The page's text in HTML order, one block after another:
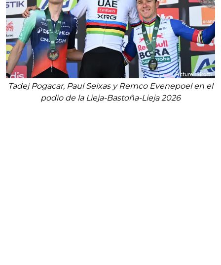
Tadej Pogacar, Paul Seixas y Remco Evenepoel en el
podio de la Lieja-Bastoña-Lieja 2026